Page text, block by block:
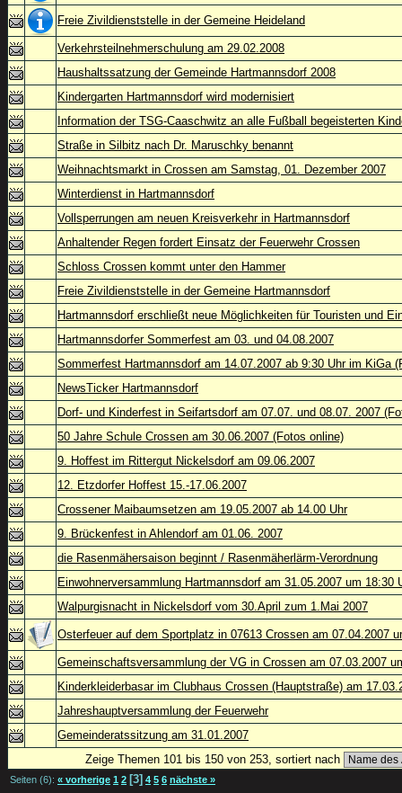
Freie Zivildienststelle in der Gemeine Heideland
Verkehrsteilnehmerschulung am 29.02.2008
Haushaltssatzung der Gemeinde Hartmannsdorf 2008
Kindergarten Hartmannsdorf wird modernisiert
Information der TSG-Caaschwitz an alle Fußball begeisterten
Straße in Silbitz nach Dr. Maruschky benannt
Weihnachtsmarkt in Crossen am Samstag, 01. Dezember 2007
Winterdienst in Hartmannsdorf
Vollsperrungen am neuen Kreisverkehr in Hartmannsdorf
Anhaltender Regen fordert Einsatz der Feuerwehr Crossen
Schloss Crossen kommt unter den Hammer
Freie Zivildienststelle in der Gemeine Hartmannsdorf
Hartmannsdorf erschließt neue Möglichkeiten für Touristen und
Hartmannsdorfer Sommerfest am 03. und 04.08.2007
Sommerfest Hartmannsdorf am 14.07.2007 ab 9:30 Uhr im KiGa
NewsTicker Hartmannsdorf
Dorf- und Kinderfest in Seifartsdorf am 07.07. und 08.07. 2007
50 Jahre Schule Crossen am 30.06.2007 (Fotos online)
9. Hoffest im Rittergut Nickelsdorf am 09.06.2007
12. Etzdorfer Hoffest 15.-17.06.2007
Crossener Maibaumsetzen am 19.05.2007 ab 14.00 Uhr
9. Brückenfest in Ahlendorf am 01.06. 2007
die Rasenmähersaison beginnt / Rasenmäherlärm-Verordnung
Einwohnerversammlung Hartmannsdorf am 31.05.2007 um 18:30
Walpurgisnacht in Nickelsdorf vom 30.April zum 1.Mai 2007
Osterfeuer auf dem Sportplatz in 07613 Crossen am 07.04.2007
Gemeinschaftsversammlung der VG in Crossen am 07.03.2007
Kinderkleiderbasar im Clubhaus Crossen (Hauptstraße) am
Jahreshauptversammlung der Feuerwehr
Gemeinderatssitzung am 31.01.2007
Zeige Themen 101 bis 150 von 253, sortiert nach
Seiten (6): « vorherige 1 2 [3] 4 5 6 nächste »